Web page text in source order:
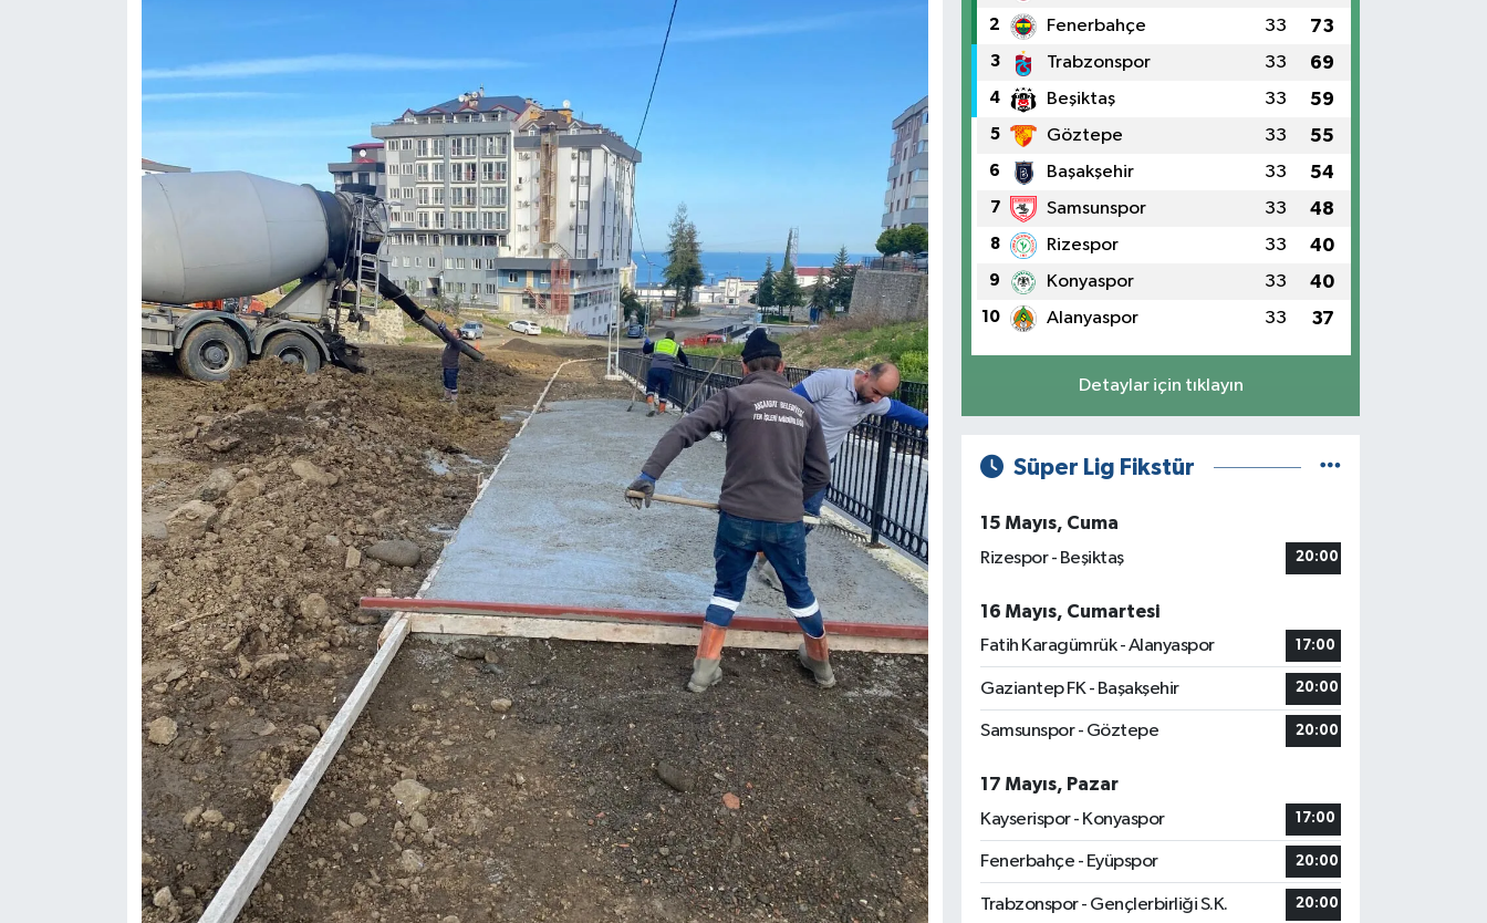
2 Fenerbahçe 33 73
3 Trabzonspor 33 69
4 Beşiktaş 33 59
5 Göztepe 33 55
6 Başakşehir 33 54
7 Samsunspor 33 48
8 Rizespor 33 40
9 Konyaspor 33 40
10 Alanyaspor 33 37
Detaylar için tıklayın
Süper Lig Fikstür
15 Mayıs, Cuma
Rizespor - Beşiktaş
20:00
16 Mayıs, Cumartesi
Fatih Karagümrük - Alanyaspor
17:00
Gaziantep FK - Başakşehir 20:00
Samsunspor - Göztepe 20:00
17 Mayıs, Pazar
Kayserispor - Konyaspor
17:00
Fenerbahçe - Eyüpspor 20:00
Trabzonspor - Gençlerbirliği S.K. 20:00